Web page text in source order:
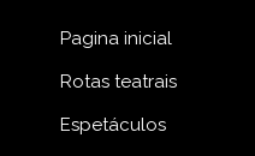
Pagina inicial
Rotas teatrais
Espetáculos